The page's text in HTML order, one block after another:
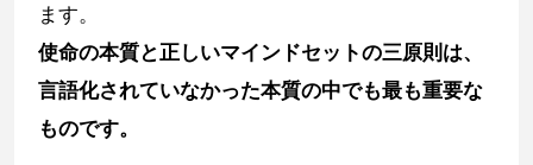
ます。
使命の本質と正しいマインドセットの三原則は、
言語化されていなかった本質の中でも最も重要な
ものです。